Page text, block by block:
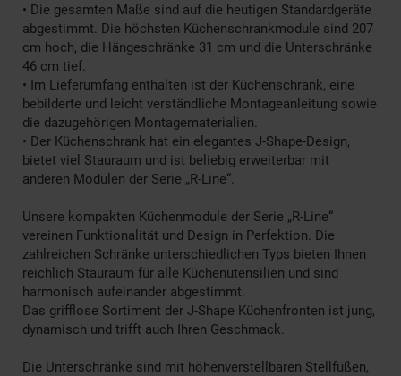
• Die gesamten Maße sind auf die heutigen Standardgeräte
abgestimmt. Die höchsten Küchenschrankmodule sind 207
cm hoch, die Hängeschränke 31 cm und die Unterschränke
46 cm tief.
• Im Lieferumfang enthalten ist der Küchenschrank, eine
bebilderte und leicht verständliche Montageanleitung sowie
die dazugehörigen Montagematerialien.
• Der Küchenschrank hat ein elegantes J-Shape-Design,
bietet viel Stauraum und ist beliebig erweiterbar mit
anderen Modulen der Serie „R-Line“.
Unsere kompakten Küchenmodule der Serie „R-Line“
vereinen Funktionalität und Design in Perfektion. Die
zahlreichen Schränke unterschiedlichen Typs bieten Ihnen
reichlich Stauraum für alle Küchenutensilien und sind
harmonisch aufeinander abgestimmt.
Das grifflose Sortiment der J-Shape Küchenfronten ist jung,
dynamisch und trifft auch Ihren Geschmack.
Die Unterschränke sind mit höhenverstellbaren Stellfüßen,